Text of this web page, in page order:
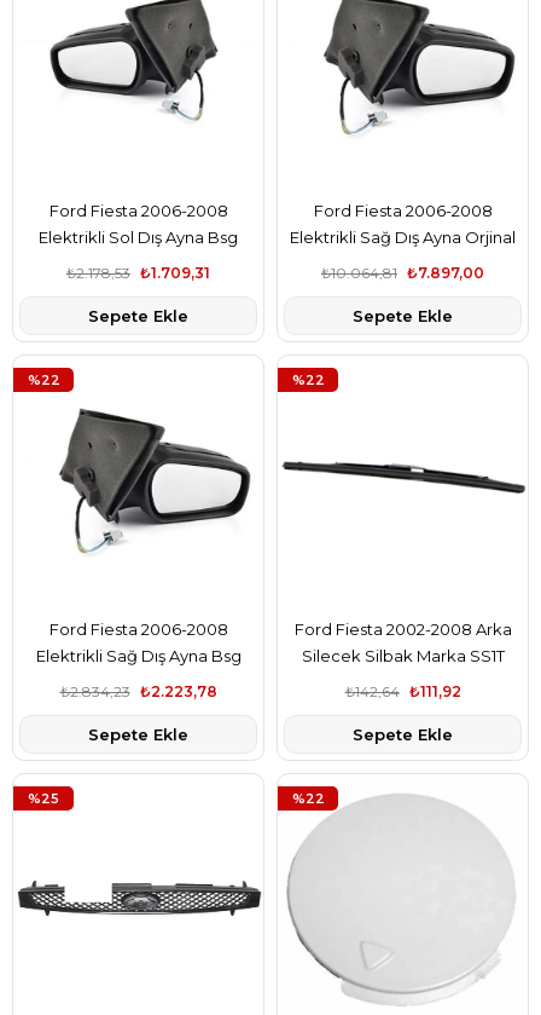
Ford Fiesta 2006-2008
Elektrikli Sol Dış Ayna Bsg
Marka 6S6117683AE
₺1.709,31
₺2.178,53
Sepete Ekle
Ford Fiesta 2006-2008
Elektrikli Sağ Dış Ayna Orjinal
Marka 6S6117683AE
₺7.897,00
₺10.064,81
Sepete Ekle
Ford Fiesta 2006-2008
Elektrikli Sağ Dış Ayna Bsg
Marka 6S6117683AE
₺2.223,78
₺2.834,23
Sepete Ekle
%22
Ford Fiesta 2002-2008 Arka
Silecek Silbak Marka SS1T
₺111,92
₺142,64
Sepete Ekle
%22
%25 %22